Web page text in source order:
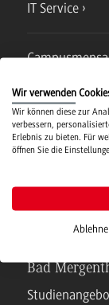
IT Service
Campusmensa
Verwaltung
Bad
Wir verwenden
Wir können diese zur
verbessern,
Erlebnis zu bieten. Für
öffnen Sie die